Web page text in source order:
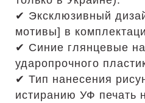
✔ Эксклюзивный
мотивы] в
✔ Синие глянцевые
ударопрочного
✔ Тип нанесения
истиранию УФ печать